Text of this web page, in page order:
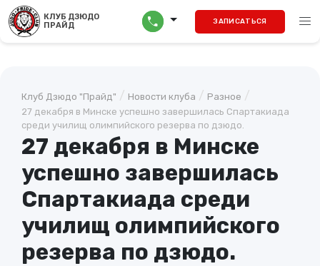
КЛУБ ДЗЮДО
ПРАЙД
call ЗАПИСАТЬСЯ menu
Клуб Дзюдо "Прайд" / Новости клуба / Разное /
27 декабря в Минске успешно завершилась Спартакиада
среди училищ олимпийского резерва по дзюдо.
27 декабря в Минске
успешно завершилась
Спартакиада среди
училищ олимпийского
резерва по дзюдо.